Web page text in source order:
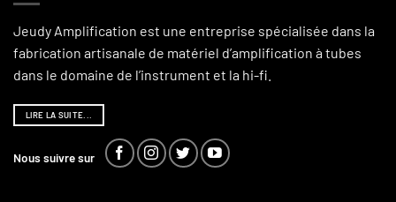
Jeudy Amplification est une entreprise spécialisée dans la
fabrication artisanale de matériel d’amplification à tubes
dans le domaine de l’instrument et la hi-fi.
LIRE LA SUITE...
Nous suivre sur